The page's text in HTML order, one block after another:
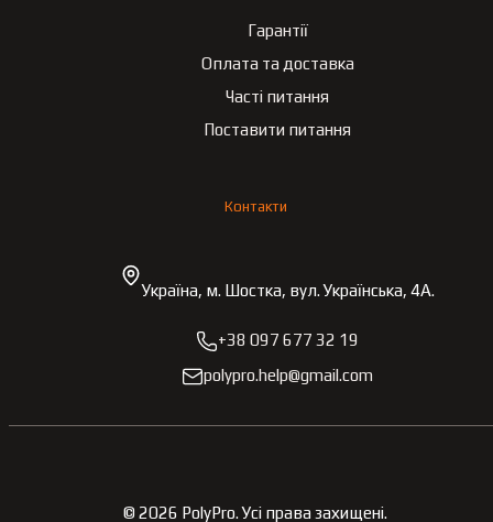
Гарантії
Оплата та доставка
Часті питання
Поставити питання
Контакти
Україна, м. Шостка, вул. Українська, 4А.
+38 097 677 32 19
polypro.help@gmail.com
© 2026 PolyPro.Усі права захищені.